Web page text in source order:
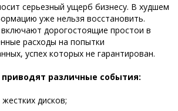
серьезный ущерб бизнесу. В худшем
уже нельзя восстановить.
дорогостоящие простои в
расходы на попытки
успех которых не гарантирован.
различные события:
дисков;